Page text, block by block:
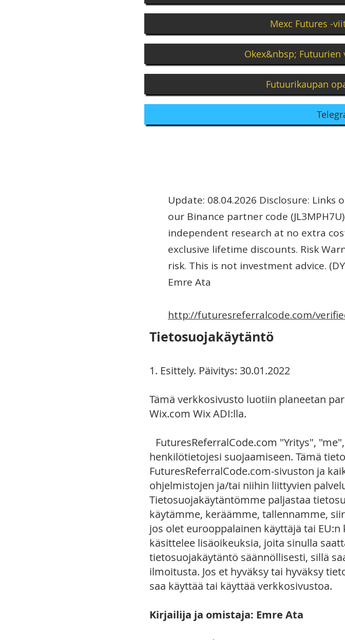
Mexc Futures -
Okex&nbsp; Futuurien
Futuurikaupan
Update: 08.04.2026 Disclosure:
our Binance partner code
independent research at no extra
exclusive lifetime discounts. Risk
risk. This is not investment advice.
Emre Ata
http://futuresreferralcode.com/
Tietosuojakäytäntö
1. Esittely. Päivitys: 30.01.2022
Tämä verkkosivusto luotiin planeetan
Wix.com Wix ADI:lla.
FuturesReferralCode.com "Yritys",
henkilötietojesi suojaamiseen. Tämä
FuturesReferralCode.com-sivuston ja
ohjelmistojen ja/tai niihin liittyvien
Tietosuojakäytäntömme paljastaa
käytämme, keräämme, tallennamme,
jos olet eurooppalainen käyttäjä tai
käsittelee lisäoikeuksia, joita sinulla
tietosuojakäytäntö säännöllisesti, sillä
ilmoitusta. Jos et hyväksy tai hyväksy
saa käyttää tai käyttää verkkosivustoa.
Kirjailija ja omistaja: Emre Ata